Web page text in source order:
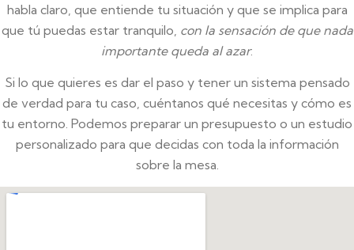
habla claro, que entiende tu situación y que se implica para
que tú puedas estar tranquilo, con la sensación de que nada
importante queda al azar.
Si lo que quieres es dar el paso y tener un sistema pensado
de verdad para tu caso, cuéntanos qué necesitas y cómo es
tu entorno. Podemos preparar un presupuesto o un estudio
personalizado para que decidas con toda la información
sobre la mesa.